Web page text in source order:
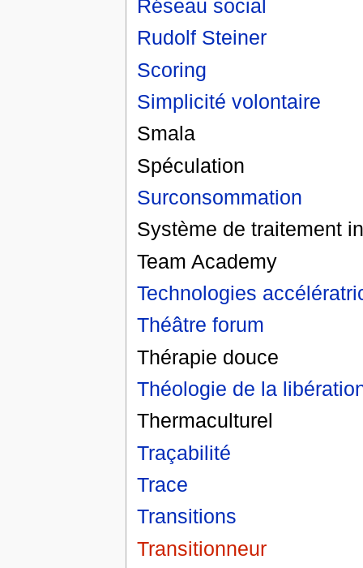
Réseau social
Rudolf Steiner
Scoring
Simplicité volontaire
Smala
Spéculation
Surconsommation
Système de traitement
Team Academy
Technologies
Théâtre forum
Thérapie douce
Théologie de la
Thermaculturel
Traçabilité
Trace
Transitions
Transitionneur